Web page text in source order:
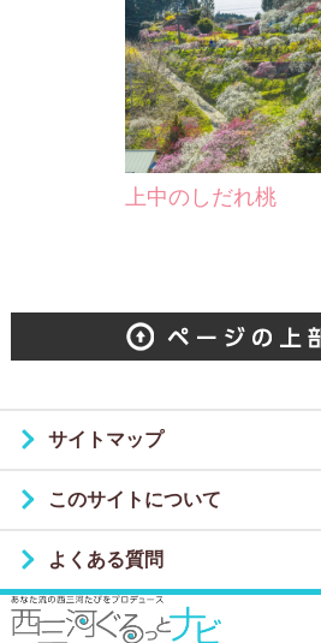
上中のしだれ桃
サイトマップ
このサイトについて
よくある質問